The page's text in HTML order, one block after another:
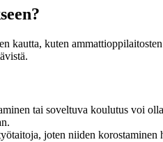
kuten
tai soveltuva koulutus voi
joten niiden korostaminen